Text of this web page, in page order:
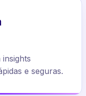
e seguras.